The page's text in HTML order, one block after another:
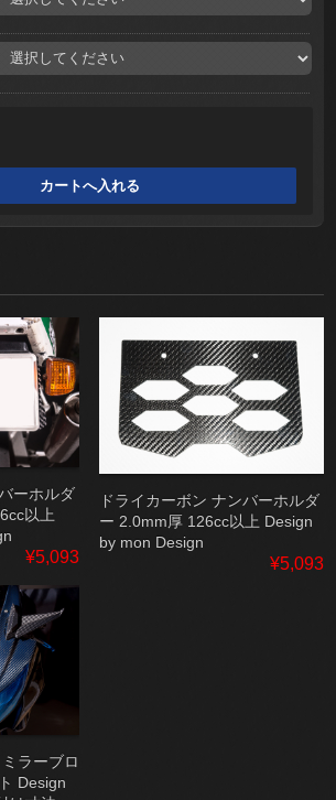
ーホルダ
以上
¥5,093
ドライカーボン ナンバーホルダ
ー 2.0mm厚 126cc以上 Design
by mon Design
¥5,093
ラーブロ
Design